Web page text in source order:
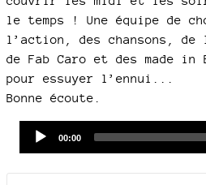
le temps ! Une équipe de
l’action, des chansons, de
de Fab Caro et des made
pour essuyer l’ennui...
Bonne écoute.
Current
00:00